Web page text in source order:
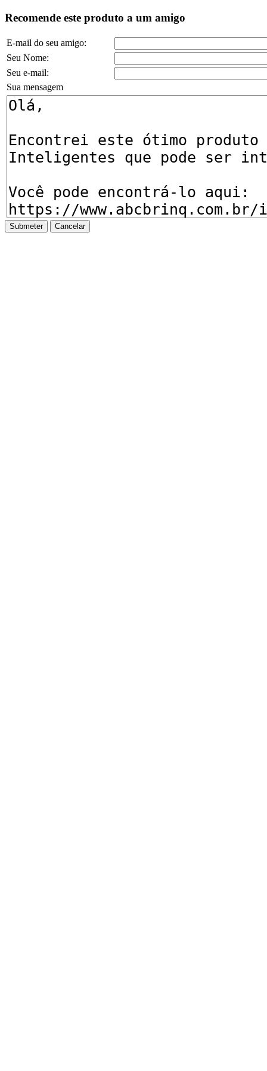
Recomende este produto a um amigo
E-mail do seu amigo:
Seu Nome:
Seu e-mail:
Sua mensagem